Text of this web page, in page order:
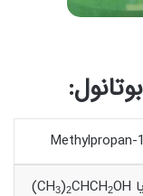
(CH3)2CHCH2